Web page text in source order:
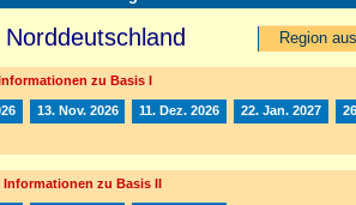
Region
zu Basis I
13. Nov. 2026 11. Dez. 2026 22. Jan. 2027
Informationen zu Basis II